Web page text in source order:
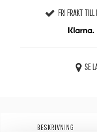
FRI FRAKT TILL
SE
BESKRIVNING